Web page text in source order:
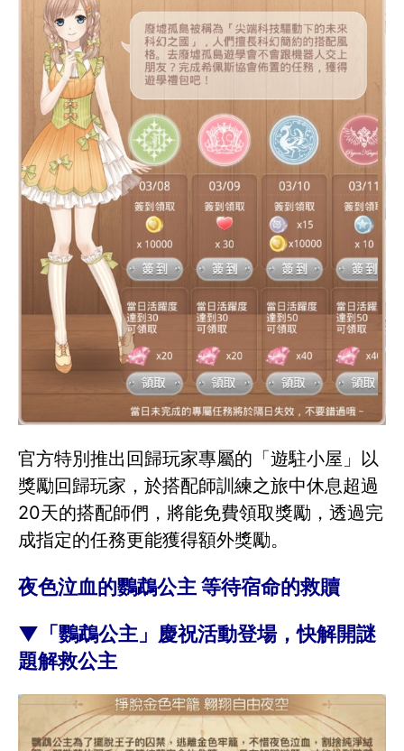
官方特別推出回歸玩家專屬的「遊駐小屋」以
獎勵回歸玩家，於搭配師訓練之旅中休息超過
20天的搭配師們，將能免費領取獎勵，透過完
成指定的任務更能獲得額外獎勵。
夜色泣血的鸚鵡公主 等待宿命的救贖
▼「鸚鵡公主」慶祝活動登場，快解開謎
題解救公主